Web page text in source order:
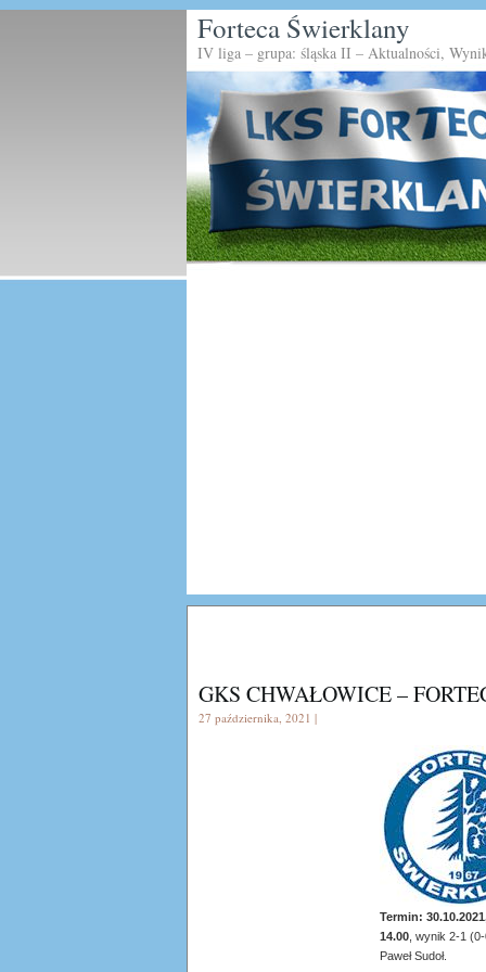
Forteca Świerklany
IV liga – grupa: śląska II – Aktualności,
GKS CHWAŁOWICE –
27 października, 2021 |
Termin:
14.00 , wynik 2-1
Paweł Sudoł.